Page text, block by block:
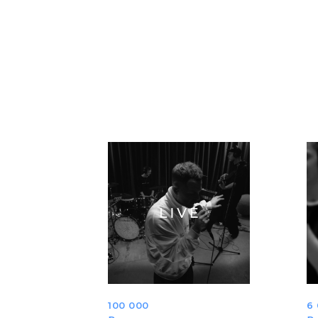
100 000
6